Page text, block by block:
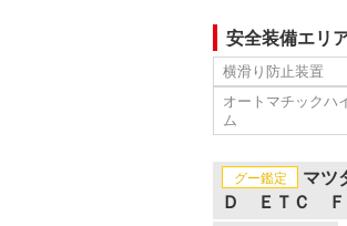
安全装備エリ
横滑り防止装置
オートマチックハ
ム
グー鑑定
マツ
Ｄ ＥＴＣ Ｆ